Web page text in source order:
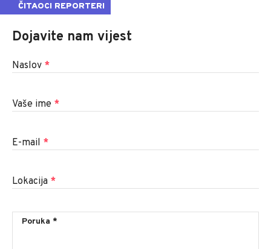
ČITAOCI REPORTERI
Dojavite nam vijest
Naslov *
Vaše ime *
E-mail *
Lokacija *